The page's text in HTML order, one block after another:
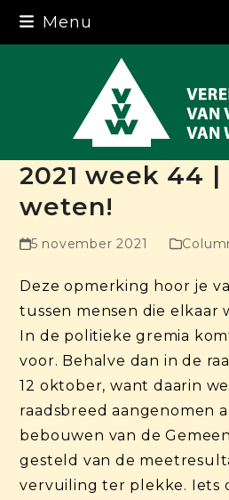
Skip
Menu
2021 week 44
weten!
5 november 2021
Deze opmerking hoor je
tussen mensen die elkaar
In de politieke gremia
voor. Behalve dan in de
12 oktober, want daarin
raadsbreed aangenomen
bebouwen van de
gesteld van de
vervuiling ter plekke. Iets